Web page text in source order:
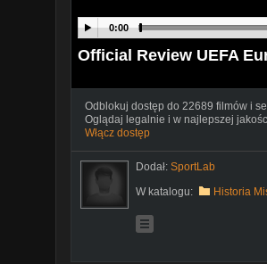
0:00
Official Review UEFA
Odblokuj dostęp do 22689 filmów i
Oglądaj legalnie i w najlepszej
Włącz dostęp
Dodał: SportLab
W katalogu:
Historia